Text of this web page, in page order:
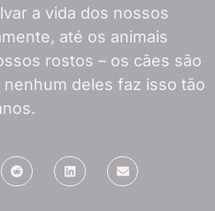
a vida dos nossos
até os animais
rostos – os cães são
deles faz isso tão